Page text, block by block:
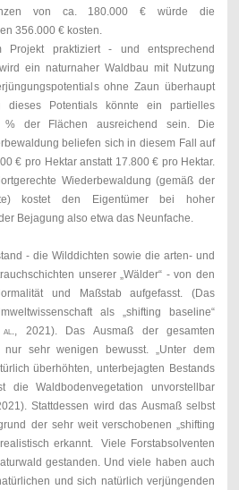
von ca. 180.000 €
würde die
356.000 € kosten.
praktiziert - und entsprechend
ein naturnaher Waldbau mit Nutzung
ohne Zaun überhaupt
dieses Potentials könnte ein partielles
der Flächen ausreichend sein. Die
beliefen sich in diesem Fall auf
€ pro Hektar anstatt 17.800 € pro Hektar.
Wiederbewaldung (gemäß der
kostet den Eigentümer bei hoher
Bejagung also etwa das Neunfache.
- die Wilddichten sowie die arten- und
unserer „Wälder“ - von den
und Maßstab aufgefasst. (Das
als „shifting baseline“
2021). Das Ausmaß der gesamten
sehr wenigen bewusst. „Unter dem
überhöhten, unterbejagten Bestands
Waldbodenvegetation unvorstellbar
Stattdessen wird das Ausmaß selbst
der sehr weit verschobenen „shifting
erkannt. Viele Forstabsolventen
gestanden. Und viele haben auch
und sich natürlich verjüngenden